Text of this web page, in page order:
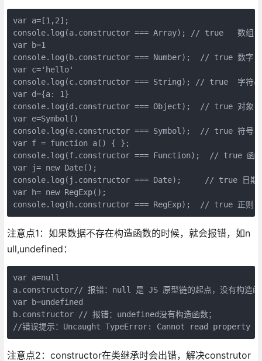
var a=[1,2];
console.log(a.constructor === Array); // true	数组
var b=1
console.log(b.constructor === Number);  // true	数字
var c='hello'
console.log(c.constructor === String); // true	字符串
var d={a: 1}
console.log(d.constructor === Object);  // true 对象
var e=Symbol()
console.log(e.constructor === Symbol);	// true 符号
var f = function a() { };
console.log(f.constructor === Function);  // true 函
var j= new Date();
console.log(j.constructor === Date);	 // true 日期
var h= new RegExp();
console.log(h.constructor === RegExp);	// true 正则
注意点1：如果数据不存在构造函数的时候，就会报错，如n
ull,undefined：
var a=null
a.constructor// 报错：null 是 JS 原型链的起点，没有构造函
var b=undefined
b.constructor // 报错：undefined没有构造函数；
//错误提示：Uncaught TypeError: Cannot read
注意点2：constructor在类继承时会出错，解决construtor